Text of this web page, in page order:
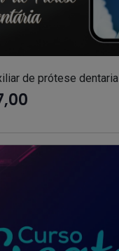
de prótese dentaria